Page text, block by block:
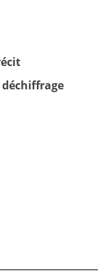
déchiffrage